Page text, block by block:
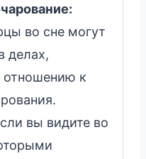
во сне могут
делах,
отношению к
вы видите во